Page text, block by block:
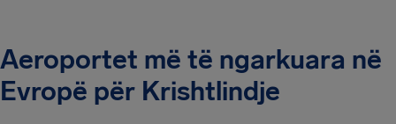
Aeroportet më të ngarkuara në
Evropë për Krishtlindje